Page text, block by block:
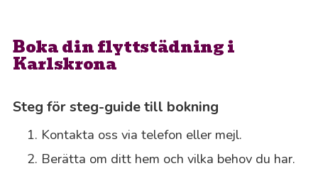
Boka din flyttstädning i
Karlskrona
Steg för steg-guide till bokning
Kontakta oss via telefon eller mejl.
Berätta om ditt hem och vilka behov du har.